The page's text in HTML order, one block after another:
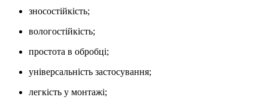
зносостійкість;
вологостійкість;
простота в обробці;
універсальність застосування;
легкість у монтажі;